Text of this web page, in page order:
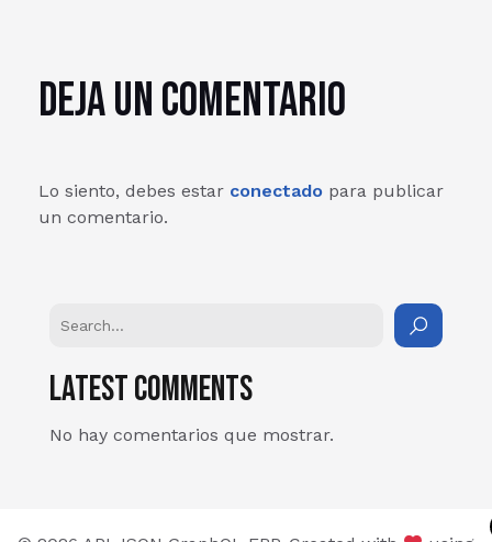
Latest Comments
No hay comentarios que mostrar.
Deja un comentario
Lo siento, debes estar conectado para publicar
un comentario.